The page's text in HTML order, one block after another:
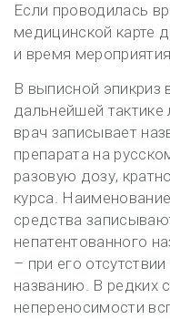
Если проводилась
медицинской карте
и время
В выписной эпикриз
дальнейшей тактике
врач записывает
препарата на
разовую дозу,
курса.
средства
непатентованного
– при его
названию. В редких
непереносимости